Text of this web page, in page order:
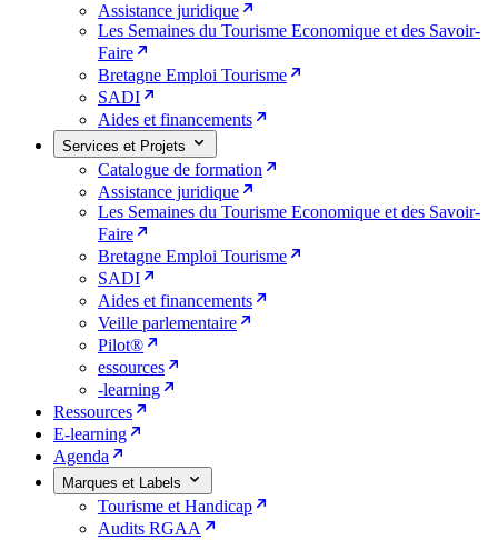
Assistance juridique
Les Semaines du Tourisme Economique et des Savoir-
Faire
Bretagne Emploi Tourisme
SADI
Aides et financements
Services et Projets
Catalogue de formation
Assistance juridique
Les Semaines du Tourisme Economique et des Savoir-
Faire
Bretagne Emploi Tourisme
SADI
Aides et financements
Veille parlementaire
Pilot®
essources
-learning
Ressources
E-learning
Agenda
Marques et Labels
Tourisme et Handicap
Audits RGAA